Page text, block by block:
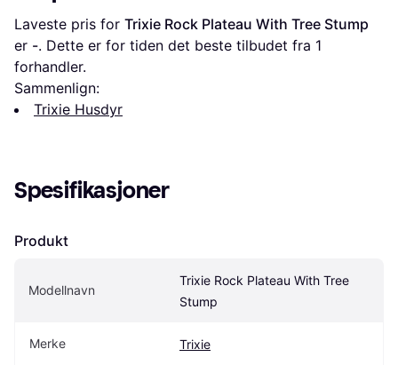
Laveste pris for Trixie Rock Plateau With Tree Stump
er -. Dette er for tiden det beste tilbudet fra 1
forhandler.
Sammenlign:
Trixie Husdyr
Spesifikasjoner
Produkt
Modellnavn
Trixie Rock Plateau With Tree
Stump
Merke Trixie